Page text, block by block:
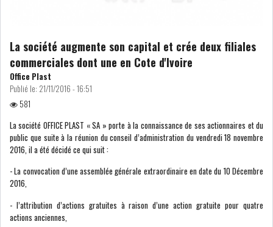
APRÈS LA SÉCHERESSE, LE
MAGHREB VA VERS...
RSS
INTERNATIONAL
MENA
La société augmente son capital et crée deux filiales
commerciales dont une en Cote d'Ivoire
Office Plast
Publié le: 21/11/2016 - 16:51
581
La société OFFICE PLAST « SA » porte à la connaissance de ses actionnaires et du
public que suite à la réunion du conseil d’administration du vendredi 18 novembre
2016, il a été décidé ce qui suit :
- La convocation d’une assemblée générale extraordinaire en date du 10 Décembre
2016,
- l’attribution d’actions gratuites à raison d’une action gratuite pour quatre
actions anciennes,